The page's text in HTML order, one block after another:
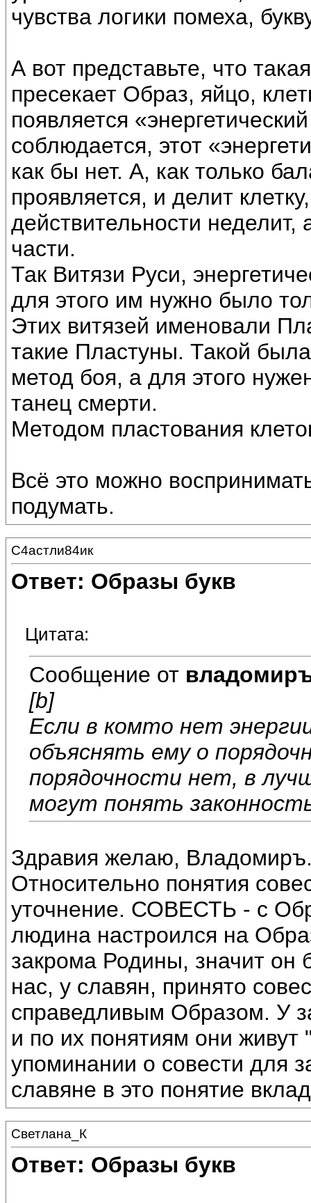
чувства логики помеха,
А вот представьте, что
пресекает Образ, яйцо,
появляется
соблюдается, этот
как бы нет. А, как только
проявляется, и делит
действительности неделит,
части.
Так Витязи Руси,
для этого им нужно было
Этих витязей именовали
такие Пластуны. Такой
метод боя, а для этого
танец смерти.
Методом пластования
Всё это можно
подумать.
С4астли84ик
Ответ: Образы букв
Цитата:
Сообщение от
[b]
Если в комто нет
объяснять ему о
порядочности нет, в
могут понять
Здравия желаю,
Относительно понятия
уточнение. СОВЕСТЬ - с
людина настроился на
закрома Родины, значит он
нас, у славян, принято
справедливым Образом. У
и по их понятиям они живут
упоминании о совести для
славяне в это понятие
Светлана_К
Ответ: Образы букв